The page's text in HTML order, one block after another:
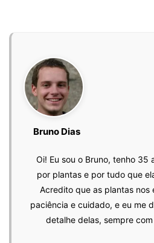
Bruno Dias
Oi! Eu sou o Bruno, tenho 35
por plantas e por tudo que
Acredito que as plantas nos
paciência e cuidado, e eu me
detalhe delas, sempre